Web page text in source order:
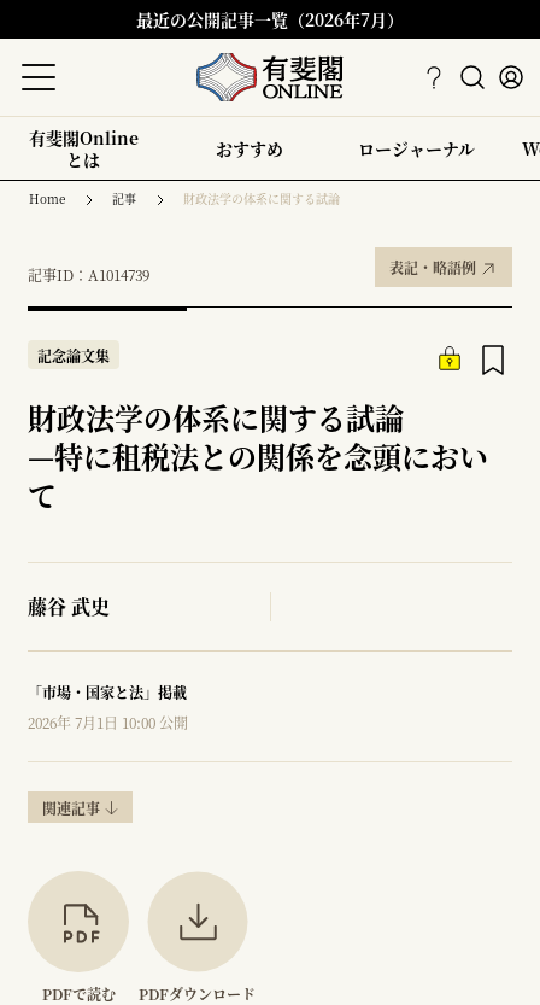
最近の公開記事一覧（2026年7月）
有斐閣Online
とは
おすすめ ロージャーナル
Home 記事 財政法学の体系に関する試論
記事ID：A1014739 表記・略語例
記念論文集
財政法学の体系に関する試論
—特に租税法との関係を念頭におい
て
藤谷 武史
「市場・国家と法」掲載
2026年 7月1日 10:00 公開
関連記事
PDFで読む PDFダウンロード